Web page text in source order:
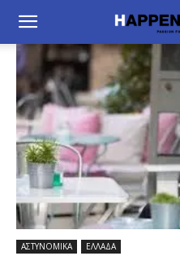
ΑΣΤΥΝΟΜΙΚΑ ΕΛΛΑΔΑ